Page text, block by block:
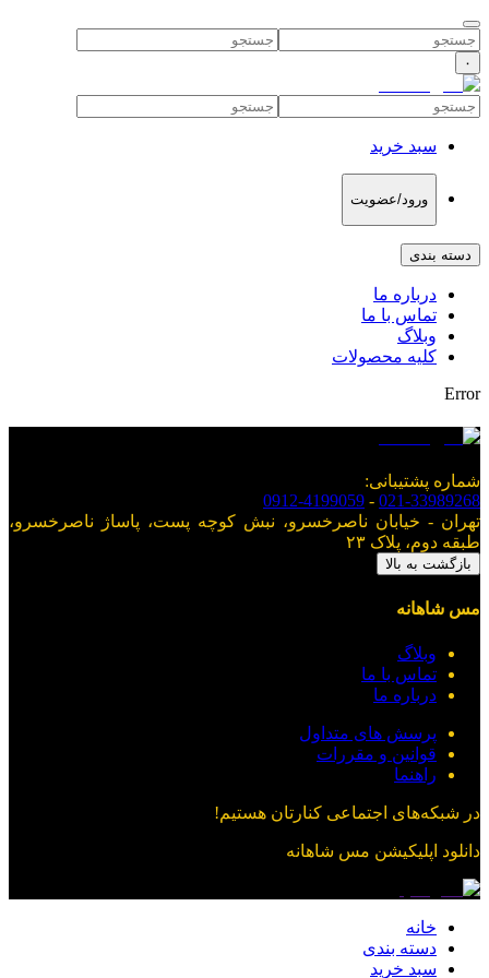
۰
سبد خرید
ورود/عضویت
دسته بندی
درباره ما
تماس با ما
وبلاگ
کلیه محصولات
Error
شماره پشتیبانی:
021-33989268
-
0912-4199059
تهران - خیابان ناصرخسرو، نبش کوچه پست، پاساژ ناصرخسرو،
طبقه دوم، پلاک ۲۳
بازگشت به بالا
مس شاهانه
وبلاگ
تماس با ما
درباره ما
پرسش های متداول
قوانین و مقررات
راهنما
در شبکه‌های اجتماعی کنارتان هستیم!
دانلود اپلیکیشن مس شاهانه
خانه
دسته بندی
سبد خرید